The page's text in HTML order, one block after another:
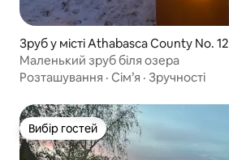
Зруб у місті Athabasca County No. 12
Маленький зруб біля озера
Розташування · Сім’я · Зручності
Вибір гостей
Вибір гостей